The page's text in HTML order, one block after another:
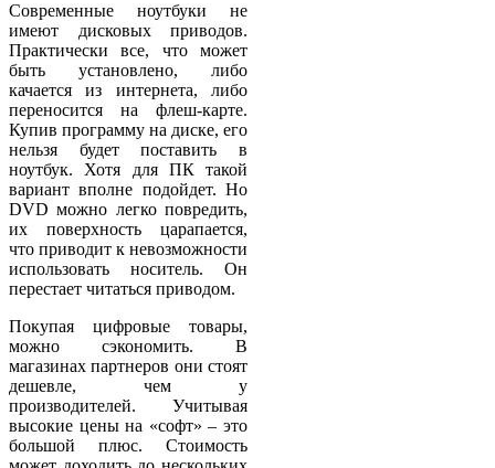
Современные ноутбуки не
имеют дисковых приводов.
Практически все, что может
быть установлено, либо
качается из интернета, либо
переносится на флеш-карте.
Купив программу на диске, его
нельзя будет поставить в
ноутбук. Хотя для ПК такой
вариант вполне подойдет. Но
DVD можно легко повредить,
их поверхность царапается,
что приводит к невозможности
использовать носитель. Он
перестает читаться приводом.
Покупая цифровые товары,
можно сэкономить. В
магазинах партнеров они стоят
дешевле, чем у
производителей. Учитывая
высокие цены на «софт» – это
большой плюс. Стоимость